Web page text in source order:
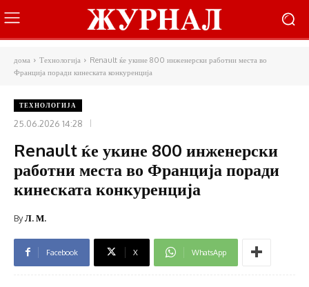
дома Технологија
Renault ќе укине 800 инженерски работни места во
Франција поради кинеската конкуренција
ТЕХНОЛОГИЈА
25.06.2026 14:28
Renault ќе укине 800 инженерски
работни места во Франција поради
кинеската конкуренција
ByЛ. М.
Facebook X WhatsApp